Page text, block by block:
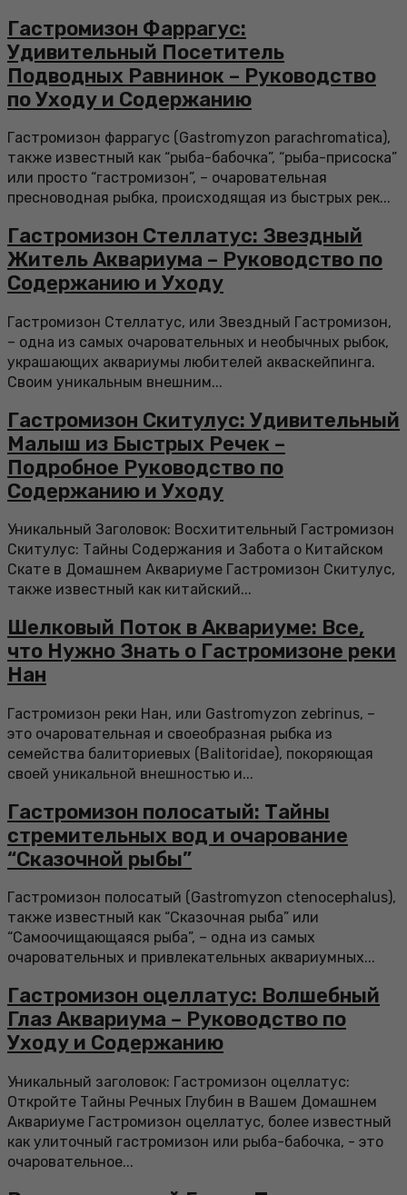
Гастромизон Фаррагус:
Удивительный Посетитель
Подводных Равнинок – Руководство
по Уходу и Содержанию
Гастромизон фаррагус (Gastromyzon parachromatica),
также известный как “рыба-бабочка”, “рыба-присоска”
или просто “гастромизон”, – очаровательная
пресноводная рыбка, происходящая из быстрых рек...
Гастромизон Стеллатус: Звездный
Житель Аквариума – Руководство по
Содержанию и Уходу
Гастромизон Стеллатус, или Звездный Гастромизон,
– одна из самых очаровательных и необычных рыбок,
украшающих аквариумы любителей акваскейпинга.
Своим уникальным внешним...
Гастромизон Скитулус: Удивительный
Малыш из Быстрых Речек –
Подробное Руководство по
Содержанию и Уходу
Уникальный Заголовок: Восхитительный Гастромизон
Скитулус: Тайны Содержания и Забота о Китайском
Скате в Домашнем Аквариуме Гастромизон Скитулус,
также известный как китайский...
Шелковый Поток в Аквариуме: Все,
что Нужно Знать о Гастромизоне реки
Нан
Гастромизон реки Нан, или Gastromyzon zebrinus, –
это очаровательная и своеобразная рыбка из
семейства балиториевых (Balitoridae), покоряющая
своей уникальной внешностью и...
Гастромизон полосатый: Тайны
стремительных вод и очарование
“Сказочной рыбы”
Гастромизон полосатый (Gastromyzon ctenocephalus),
также известный как “Сказочная рыба” или
“Самоочищающаяся рыба”, – одна из самых
очаровательных и привлекательных аквариумных...
Гастромизон оцеллатус: Волшебный
Глаз Аквариума – Руководство по
Уходу и Содержанию
Уникальный заголовок: Гастромизон оцеллатус:
Откройте Тайны Речных Глубин в Вашем Домашнем
Аквариуме Гастромизон оцеллатус, более известный
как улиточный гастромизон или рыба-бабочка, - это
очаровательное...